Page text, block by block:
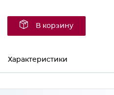
В корзину
Характеристики
Производитель